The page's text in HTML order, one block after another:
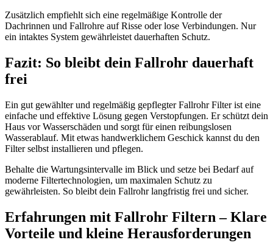
Zusätzlich empfiehlt sich eine regelmäßige Kontrolle der
Dachrinnen und Fallrohre auf Risse oder lose Verbindungen. Nur
ein intaktes System gewährleistet dauerhaften Schutz.
Fazit: So bleibt dein Fallrohr dauerhaft
frei
Ein gut gewählter und regelmäßig gepflegter Fallrohr Filter ist eine
einfache und effektive Lösung gegen Verstopfungen. Er schützt dein
Haus vor Wasserschäden und sorgt für einen reibungslosen
Wasserablauf. Mit etwas handwerklichem Geschick kannst du den
Filter selbst installieren und pflegen.
Behalte die Wartungsintervalle im Blick und setze bei Bedarf auf
moderne Filtertechnologien, um maximalen Schutz zu
gewährleisten. So bleibt dein Fallrohr langfristig frei und sicher.
Erfahrungen mit Fallrohr Filtern – Klare
Vorteile und kleine Herausforderungen